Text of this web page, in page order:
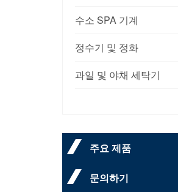
수소 SPA 기계
정수기 및 정화
과일 및 야채 세탁기
주요 제품
문의하기